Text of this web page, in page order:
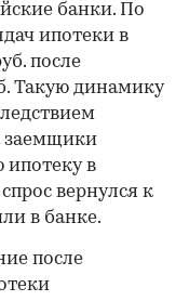
банки. По
ипотеки в
после
Такую динамику
заемщики
в
вернулся к
в банке.
после